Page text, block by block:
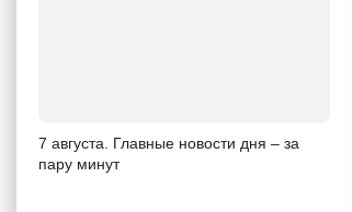
7 августа. Главные новости дня – за
пару минут